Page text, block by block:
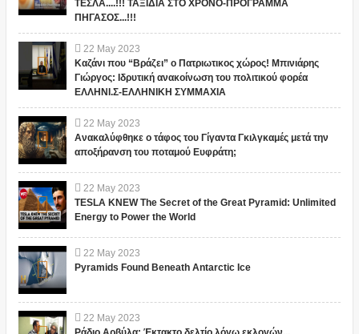
ΤΕΣΛΑ....!!! ΤΑΞΙΔΙΑ ΣΤΟ ΧΡΟΝΟ-ΠΡΟΓΡΑΜΜΑ
ΠΗΓΑΣΟΣ...!!!
22 May 2023
Καζάνι που “Βράζει” ο Πατριωτικος χώρος! Μπινιάρης
Γιώργος: Ιδρυτική ανακοίνωση του πολιτικού φορέα
ΕΛΛΗΝΙ.Σ-ΕΛΛΗΝΙΚΗ ΣΥΜΜΑΧΙΑ
22 May 2023
Ανακαλύφθηκε ο τάφος του Γίγαντα Γκιλγκαμές μετά την
αποξήρανση του ποταμού Ευφράτη;
22 May 2023
TESLA KNEW The Secret of the Great Pyramid: Unlimited
Energy to Power the World
22 May 2023
Pyramids Found Beneath Antarctic Ice
22 May 2023